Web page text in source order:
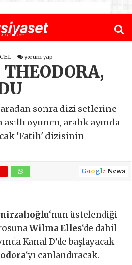
yorum yap
sonra dizi setlerine
oyuncu, aralık ayında
'Fatih' dizisinin
Google News
‘nun üstelendiği
Wilma Elles‘de dahil
Kanal D’de başlayacak
‘yı canlandıracak.